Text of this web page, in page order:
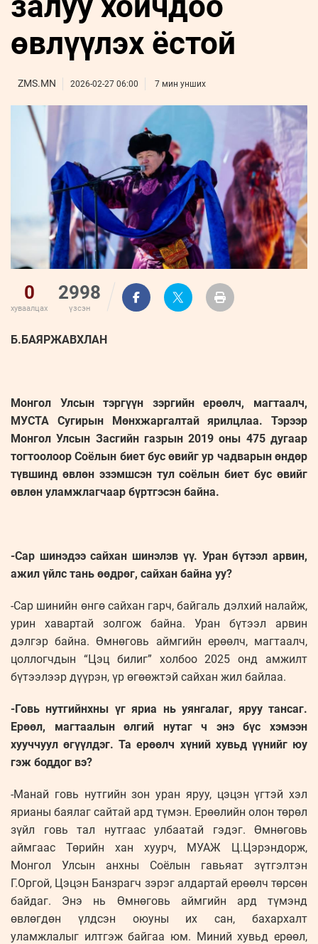
Бүртгүүлэх
Бизнес
Leaderships
forum
ФОТО
УРЛАГ
ҮНДЭСНИЙ
МЭДЭЭЛЛИЙН
ТӨВ
өвлүүлэх ёстой
ZMS.MN 2026-02-27 06:00 7 мин унших
0
хуваалцах
2998
үзсэн
Б.БАЯРЖАВХЛАН
Монгол Улсын тэргүүн зэргийн ерөөлч, магтаалч,
МУСТА Сугирын Мөнхжаргалтай ярилцлаа. Тэрээр
Монгол Улсын Засгийн газрын 2019 оны 475 дугаар
тогтоолоор Соёлын биет бус өвийг ур чадварын өндөр
түвшинд өвлөн эзэмшсэн тул соёлын биет бус өвийг
өвлөн уламжлагчаар бүртгэсэн байна.
-Сар шинэдээ сайхан шинэлэв үү. Уран бүтээл арвин,
ажил үйлс тань өөдрөг, сайхан байна уу?
-Сар шинийн өнгө сайхан гарч, байгаль дэлхий налайж,
урин хавартай золгож байна. Уран бүтээл арвин
дэлгэр байна. Өмнөговь аймгийн ерөөлч, магтаалч,
цоллогчдын “Цэц билиг” холбоо 2025 онд амжилт
бүтээлээр дүүрэн, үр өгөөжтэй сайхан жил байлаа.
-Говь нутгийнхны үг яриа нь уянгалаг, яруу тансаг.
Ерөөл, магтаалын өлгий нутаг ч энэ бүс хэмээн
хууччуул өгүүлдэг. Та ерөөлч хүний хувьд үүнийг юу
гэж боддог вэ?
-Манай говь нутгийн зон уран яруу, цэцэн үгтэй хэл
ярианы баялаг сайтай ард түмэн. Ерөөлийн олон төрөл
зүйл говь тал нутгаас улбаатай гэдэг. Өмнөговь
аймгаас Төрийн хан хуурч, МУАЖ Ц.Цэрэндорж,
Монгол Улсын анхны Соёлын гавьяат зүтгэлтэн
Г.Оргой, Цэцэн Банзрагч зэрэг алдартай ерөөлч төрсөн
байдаг. Энэ нь Өмнөговь аймгийн ард түмэнд
өвлөгдөн үлдсэн оюуны их сан, бахархалт
уламжлалыг илтгэж байгаа юм. Миний хувьд ерөөл,